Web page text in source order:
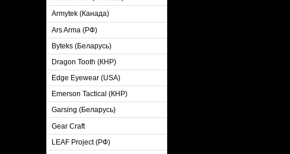
Armytek (Канада)
Ars Arma (РФ)
Byteks (Беларусь)
Dragon Tooth (КНР)
Edge Eyewear (USA)
Emerson Tactical (КНР)
Garsing (Беларусь)
Gear Craft
LEAF Project (РФ)